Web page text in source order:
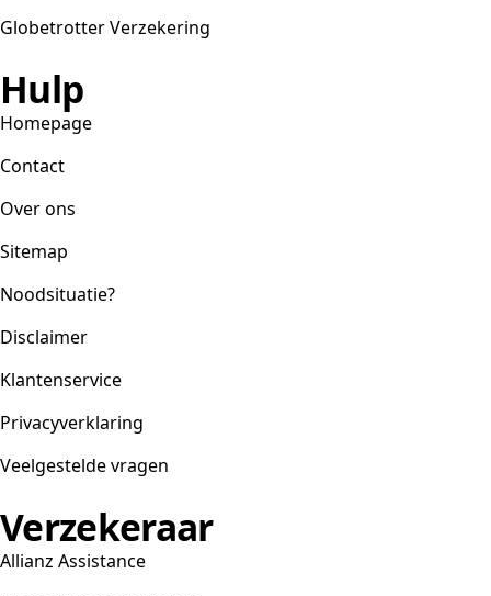
Globetrotter Verzekering
Hulp
Homepage
Contact
Over ons
Sitemap
Noodsituatie?
Disclaimer
Klantenservice
Privacyverklaring
Veelgestelde vragen
Verzekeraar
Allianz Assistance